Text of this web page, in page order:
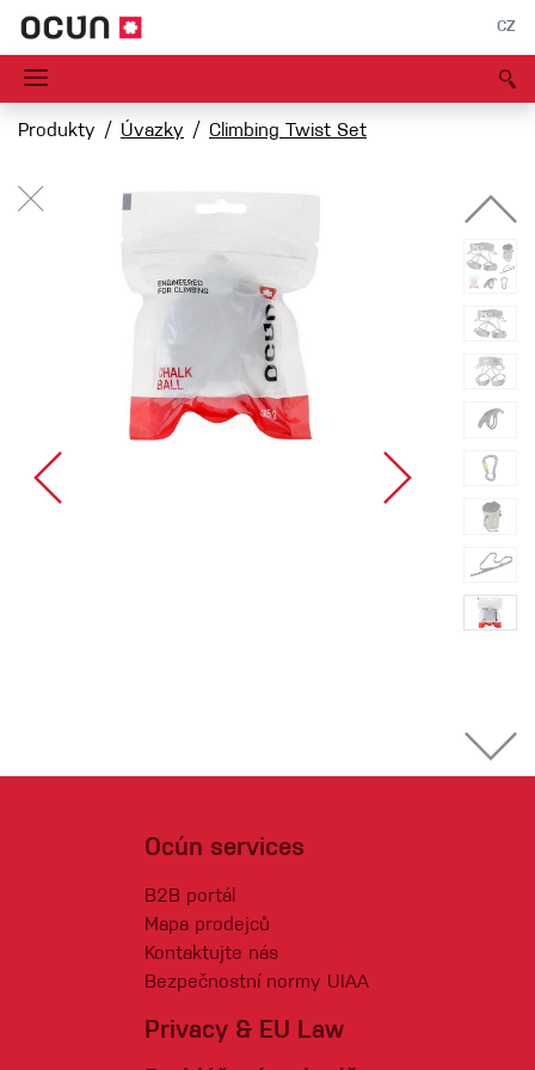
CZ
Produkty Úvazky Climbing Twist Set
Ocún services
B2B portál
Mapa prodejců
Kontaktujte nás
Bezpečnostní normy UIAA
Privacy & EU Law